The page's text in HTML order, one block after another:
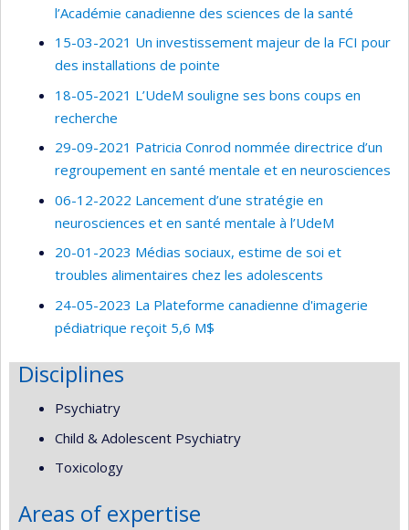
l’Académie canadienne des sciences de la santé
15-03-2021 Un investissement majeur de la FCI pour
des installations de pointe
18-05-2021 L’UdeM souligne ses bons coups en
recherche
29-09-2021 Patricia Conrod nommée directrice d’un
regroupement en santé mentale et en neurosciences
06-12-2022 Lancement d’une stratégie en
neurosciences et en santé mentale à l’UdeM
20-01-2023 Médias sociaux, estime de soi et
troubles alimentaires chez les adolescents
24-05-2023 La Plateforme canadienne d'imagerie
pédiatrique reçoit 5,6 M$
Disciplines
Psychiatry
Child & Adolescent Psychiatry
Toxicology
Areas of expertise